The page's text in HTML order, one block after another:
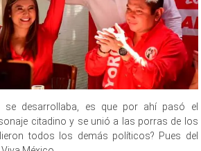
se desarrollaba, es que por ahí pasó el
citadino y se unió a las porras de los
todos los demás políticos? Pues del